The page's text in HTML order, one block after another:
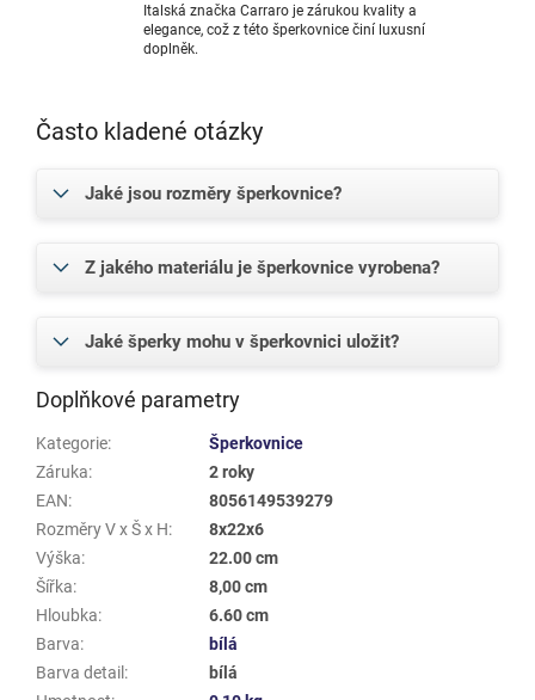
Italská značka Carraro je zárukou kvality a
elegance, což z této šperkovnice činí luxusní
doplněk.
Často kladené otázky
Jaké jsou rozměry šperkovnice?
Z jakého materiálu je šperkovnice vyrobena?
Jaké šperky mohu v šperkovnici uložit?
Doplňkové parametry
Kategorie:
Šperkovnice
Záruka:
2 roky
EAN:
8056149539279
Rozměry V x Š x H:
8x22x6
Výška:
22.00 cm
Šířka:
8,00 cm
Hloubka:
6.60 cm
Barva:
bílá
Barva detail :
bílá